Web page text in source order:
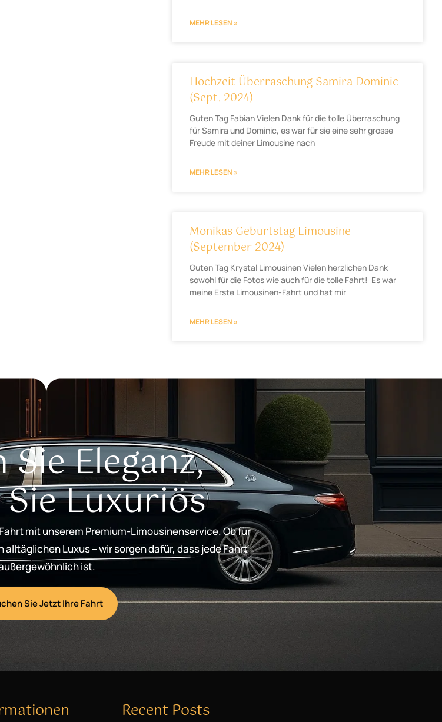
MEHR LESEN »
Hochzeit Überraschung Samira Dominic
(Sept. 2024)
Guten Tag Fabian Vielen Dank für die tolle Überraschung
für Samira und Dominic, es war für sie eine sehr grosse
Freude mit deiner Limousine nach
MEHR LESEN »
Monikas Geburtstag Limousine
(September 2024)
Guten Tag Krystal Limousinen Vielen herzlichen Dank
sowohl für die Fotos wie auch für die tolle Fahrt! Es war
meine Erste Limousinen-Fahrt und hat mir
MEHR LESEN »
Sie Eleganz,
Luxuriös
mit unserem Premium-Limousinenservice. Ob für
alltäglichen Luxus – wir sorgen dafür, dass jede Fahrt
ist.
Sie Jetzt Ihre Fahrt
Recent Posts